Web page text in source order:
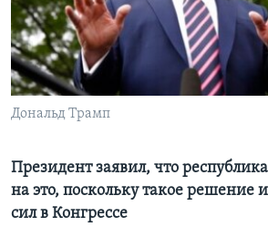
Learning English
СОЦИАЛЬНЫЕ СЕТИ
Языки
Дональд Трамп
Президент заявил, что
на это, поскольку такое решение
сил в Конгрессе